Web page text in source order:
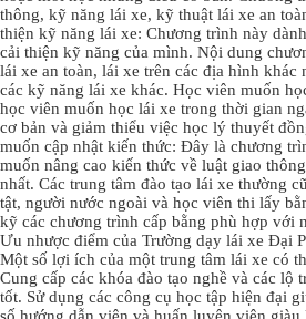
thông, kỹ năng lái xe, kỹ thuật lái xe an
thiện kỹ năng lái xe: Chương trình này
cải thiện kỹ năng của mình. Nội dung
lái xe an toàn, lái xe trên các địa hình
các kỹ năng lái xe khác. Học viên muốn
học viên muốn học lái xe trong thời gian
cơ bản và giảm thiểu việc học lý thuyết
muốn cập nhật kiến thức: Đây là chương
muốn nâng cao kiến thức về luật giao
nhất. Các trung tâm đào tạo lái xe thường
tật, người nước ngoài và học viên thi lấy
kỹ các chương trình cấp bằng phù hợp với
Ưu nhược điểm của Trường dạy lái xe Đại
Một số lợi ích của một trung tâm lái xe có
Cung cấp các khóa đào tạo nghề và các
tốt. Sử dụng các công cụ học tập hiện đại
số hướng dẫn viên và huấn luyện viên